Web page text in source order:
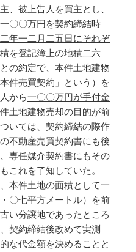
、被上告人を買主とし、
〇〇万円を契約締結時
年一二月二五日にそれぞ
を登記簿上の地積二六
の約定で、本件土地建物
本件売買契約」という）を
から一〇〇万円が手付金
土地建物売却の目的が前
いては、契約締結の際作
不動産売買契約書にも後
専任媒介契約書にもその
これを了知していた。
本件土地の面積として一
〇七平方メートル）を前
い分譲地であったところ
契約締結後改めて実測
な代金額を決めることと